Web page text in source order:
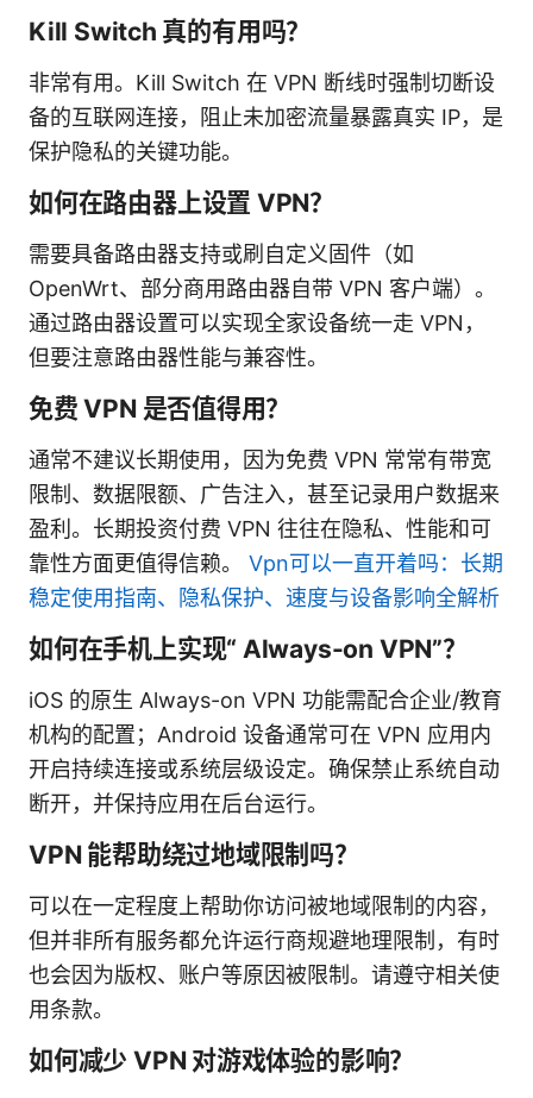
Kill Switch 真的有用吗？
非常有用。Kill Switch 在 VPN 断线时强制切断设
备的互联网连接，阻止未加密流量暴露真实 IP，是
保护隐私的关键功能。
如何在路由器上设置 VPN？
需要具备路由器支持或刷自定义固件（如
OpenWrt、部分商用路由器自带 VPN 客户端）。
通过路由器设置可以实现全家设备统一走 VPN，
但要注意路由器性能与兼容性。
免费 VPN 是否值得用？
通常不建议长期使用，因为免费 VPN 常常有带宽
限制、数据限额、广告注入，甚至记录用户数据来
盈利。长期投资付费 VPN 往往在隐私、性能和可
靠性方面更值得信赖。 Vpn可以一直开着吗：长期
稳定使用指南、隐私保护、速度与设备影响全解析
如何在手机上实现“ Always-on VPN”？
iOS 的原生 Always-on VPN 功能需配合企业/教育
机构的配置；Android 设备通常可在 VPN 应用内
开启持续连接或系统层级设定。确保禁止系统自动
断开，并保持应用在后台运行。
VPN 能帮助绕过地域限制吗？
可以在一定程度上帮助你访问被地域限制的内容，
但并非所有服务都允许运行商规避地理限制，有时
也会因为版权、账户等原因被限制。请遵守相关使
用条款。
如何减少 VPN 对游戏体验的影响？